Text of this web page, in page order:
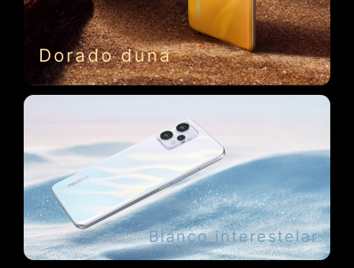
Dorado duna
Blanco interestelar